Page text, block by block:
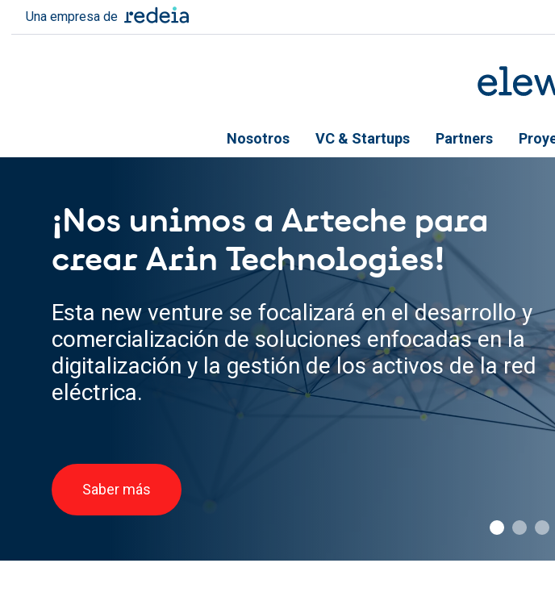
Pasar al contenido principal
Una empresa de
Nosotros VC & Startups Partners
¡Nos unimos a Arteche para
crear Arin Technologies!
Esta new venture se focalizará en el desarrollo y
comercialización de soluciones enfocadas en la
digitalización y la gestión de los activos de la red
eléctrica.
Saber más